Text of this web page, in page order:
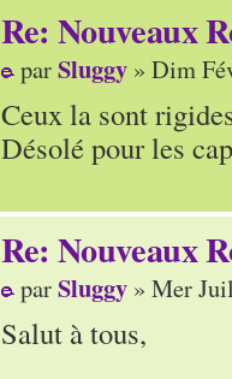
Re: Nouveaux
parSluggy » Dim
Ceux la sont
Désolé pour les
Re: Nouveaux
parSluggy » Mer
Salut à tous,